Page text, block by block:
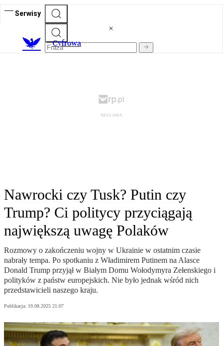
Serwisy
Cyfrowa
Nawrocki czy Tusk? Putin czy
Trump? Ci politycy przyciągają
największą uwagę Polaków
Rozmowy o zakończeniu wojny w Ukrainie w ostatnim czasie
nabrały tempa. Po spotkaniu z Władimirem Putinem na Alasce
Donald Trump przyjął w Białym Domu Wołodymyra Zełenskiego i
polityków z państw europejskich. Nie było jednak wśród nich
przedstawicieli naszego kraju.
Publikacja: 19.08.2025 21:07